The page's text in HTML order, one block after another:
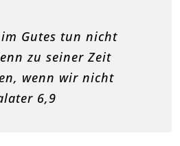
Gutes tun nicht
zu seiner Zeit
wenn wir nicht
6,9